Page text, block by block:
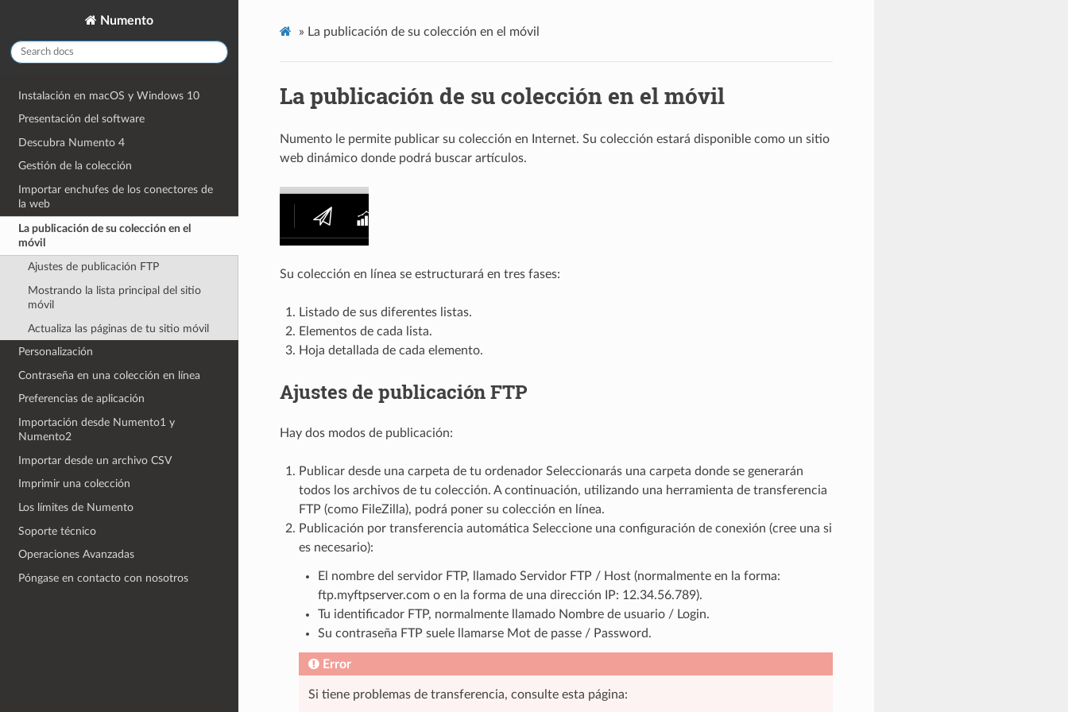
Numento
Instalación en macOS y Windows 10
Presentación del software
Descubra Numento 4
Gestión de la colección
Importar enchufes de los conectores de
la web
La publicación de su colección en el
móvil
Ajustes de publicación FTP
Mostrando la lista principal del sitio
móvil
Actualiza las páginas de tu sitio móvil
Personalización
Contraseña en una colección en línea
Preferencias de aplicación
Importación desde Numento1 y
Numento2
Importar desde un archivo CSV
Imprimir una colección
Los límites de Numento
Soporte técnico
Operaciones Avanzadas
Póngase en contacto con nosotros
» La publicación de su colección en el móvil
La publicación de su colección en el móvil
Numento le permite publicar su colección en Internet. Su colección estará disponible como un sitio
web dinámico donde podrá buscar artículos.
Su colección en línea se estructurará en tres fases:
Listado de sus diferentes listas.
Elementos de cada lista.
Hoja detallada de cada elemento.
Ajustes de publicación FTP
Hay dos modos de publicación:
Publicar desde una carpeta de tu ordenador Seleccionarás una carpeta donde se generarán
todos los archivos de tu colección. A continuación, utilizando una herramienta de transferencia
FTP (como FileZilla), podrá poner su colección en línea.
Publicación por transferencia automática Seleccione una configuración de conexión (cree una si
es necesario):
El nombre del servidor FTP, llamado Servidor FTP / Host (normalmente en la forma:
ftp.myftpserver.com o en la forma de una dirección IP: 12.34.56.789).
Tu identificador FTP, normalmente llamado Nombre de usuario / Login.
Su contraseña FTP suele llamarse Mot de passe / Password.
Error
Si tiene problemas de transferencia, consulte esta página: